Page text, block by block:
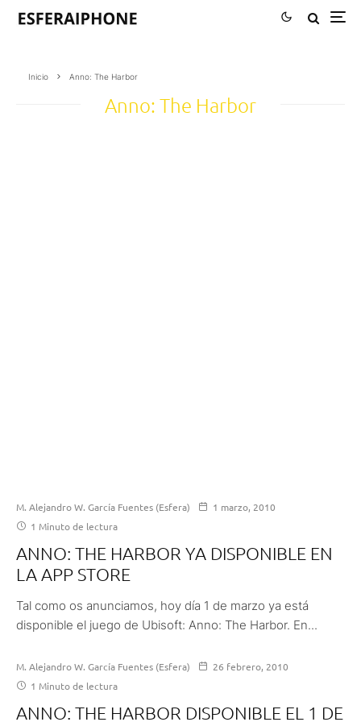
Inicio Anno: The Harbor
Anno: The Harbor
M. Alejandro W. García Fuentes (Esfera)
1 marzo, 2010
1 Minuto de lectura
ANNO: THE HARBOR YA DISPONIBLE EN
LA APP STORE
Tal como os anunciamos, hoy día 1 de marzo ya está
disponible el juego de Ubisoft: Anno: The Harbor. En...
M. Alejandro W. García Fuentes (Esfera)
26 febrero, 2010
1 Minuto de lectura
ANNO: THE HARBOR DISPONIBLE EL 1 DE